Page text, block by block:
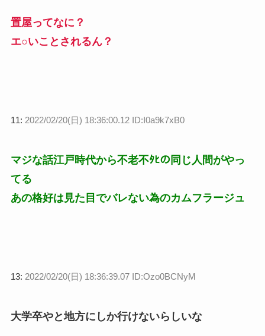
置屋ってなに？
エ○いことされるん？
11: 2022/02/20(日) 18:36:00.12 ID:I0a9k7xB0
マジな話江戸時代から不老不ﾀﾋの同じ人間がやっ
てる
あの格好は見た目でバレない為のカムフラージュ
13: 2022/02/20(日) 18:36:39.07 ID:Ozo0BCNyM
大学卒やと地方にしか行けないらしいな